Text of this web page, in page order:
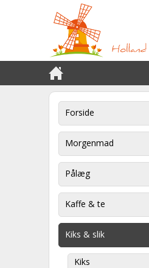
Forside
Morgenmad
Pålæg
Kaffe & te
Kiks & slik
Kiks